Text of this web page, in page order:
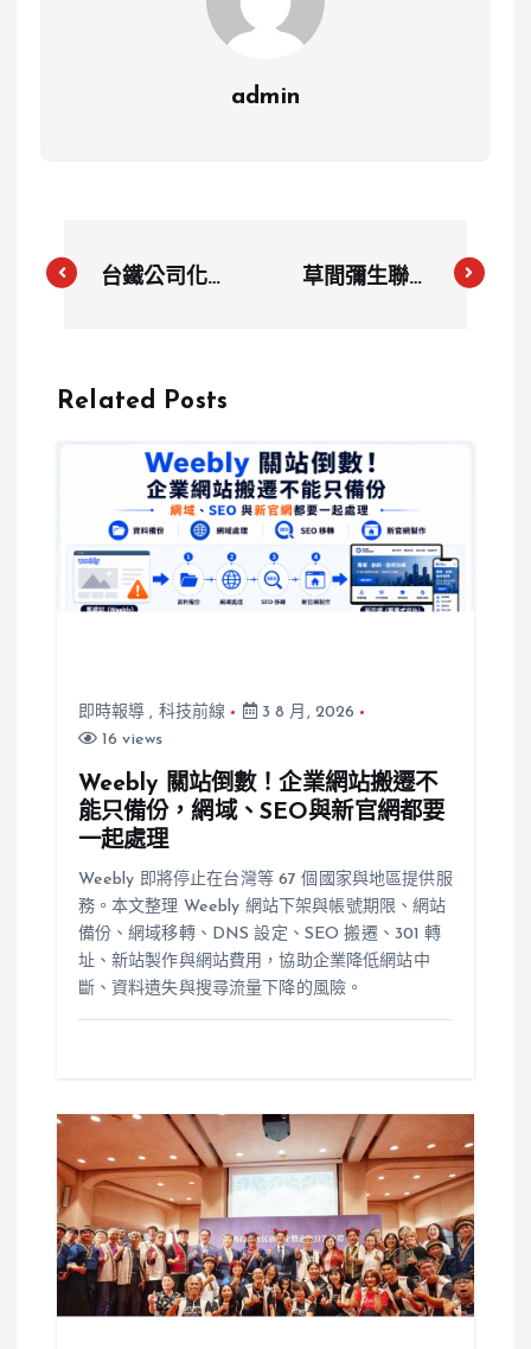
admin
台鐵公司化首
史新高
草間彌生聯名
Related Posts
即時報導 , 科技前線
3 8 月, 2026
16 views
Weebly 關站倒數！企業網站搬遷不
能只備份，網域、SEO與新官網都要
一起處理
Weebly 即將停止在台灣等 67 個國家與地區提供服
務。本文整理 Weebly 網站下架與帳號期限、網站
備份、網域移轉、DNS 設定、SEO 搬遷、301 轉
址、新站製作與網站費用，協助企業降低網站中
斷、資料遺失與搜尋流量下降的風險。